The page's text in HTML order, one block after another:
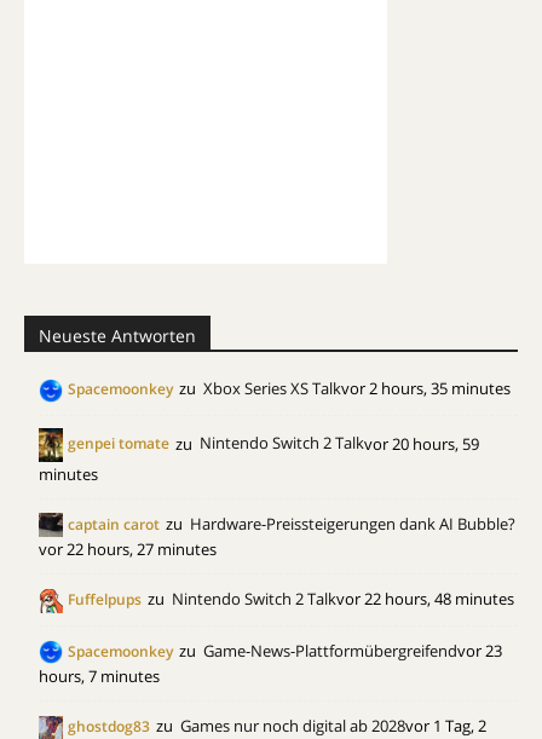
Neueste Antworten
Spacemoonkey zu Xbox Series XS Talkvor 2 hours, 35 minutes
genpei tomate zu Nintendo Switch 2 Talkvor 20 hours, 59
minutes
captain carot zu Hardware-Preissteigerungen dank AI Bubble?
vor 22 hours, 27 minutes
Fuffelpups zu Nintendo Switch 2 Talkvor 22 hours, 48 minutes
Spacemoonkey zu Game-News-Plattformübergreifendvor 23
hours, 7 minutes
ghostdog83 zu Games nur noch digital ab 2028vor 1 Tag, 2